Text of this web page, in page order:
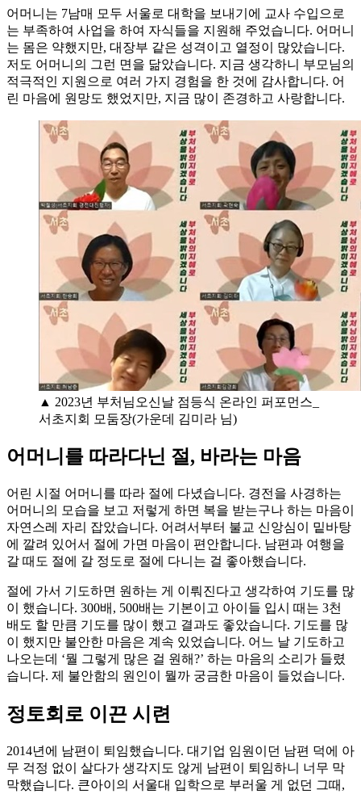
어머니는 7남매 모두 서울로 대학을 보내기에 교사 수입으로
는 부족하여 사업을 하여 자식들을 지원해 주었습니다. 어머니
는 몸은 약했지만, 대장부 같은 성격이고 열정이 많았습니다.
저도 어머니의 그런 면을 닮았습니다. 지금 생각하니 부모님의
적극적인 지원으로 여러 가지 경험을 한 것에 감사합니다. 어
린 마음에 원망도 했었지만, 지금 많이 존경하고 사랑합니다.
▲ 2023년 부처님오신날 점등식 온라인 퍼포먼스_
서초지회 모둠장(가운데 김미라 님)
어머니를 따라다닌 절, 바라는 마음
어린 시절 어머니를 따라 절에 다녔습니다. 경전을 사경하는
어머니의 모습을 보고 저렇게 하면 복을 받는구나 하는 마음이
자연스레 자리 잡았습니다. 어려서부터 불교 신앙심이 밑바탕
에 깔려 있어서 절에 가면 마음이 편안합니다. 남편과 여행을
갈 때도 절에 갈 정도로 절에 다니는 걸 좋아했습니다.
절에 가서 기도하면 원하는 게 이뤄진다고 생각하여 기도를 많
이 했습니다. 300배, 500배는 기본이고 아이들 입시 때는 3천
배도 할 만큼 기도를 많이 했고 결과도 좋았습니다. 기도를 많
이 했지만 불안한 마음은 계속 있었습니다. 어느 날 기도하고
나오는데 ‘뭘 그렇게 많은 걸 원해?’ 하는 마음의 소리가 들렸
습니다. 제 불안함의 원인이 뭘까 궁금한 마음이 들었습니다.
정토회로 이끈 시련
2014년에 남편이 퇴임했습니다. 대기업 임원이던 남편 덕에 아
무 걱정 없이 살다가 생각지도 않게 남편이 퇴임하니 너무 막
막했습니다. 큰아이의 서울대 입학으로 부러울 게 없던 그때,